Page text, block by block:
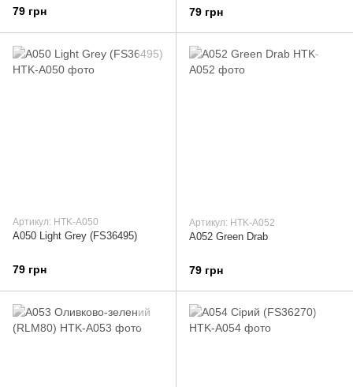
79 грн 79 грн
Артикул: HTK-A050
A050 Light Grey (FS36495)
79 грн
Артикул: HTK-A052
A052 Green Drab
79 грн